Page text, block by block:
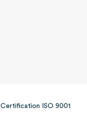
Certification ISO 9001